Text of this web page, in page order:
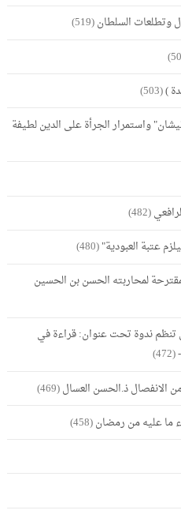
وتطلعات السلطان(519)
)
(503)
واستمرار الجرأة على الدين لطيفة
(482)
عتبة العبودية"(480)
لمحاربته الحسن بن الحسين
تنظم ندوة تحت عنوان: قراءة في
(472)
الانفصال ذ.الحسن العسال(469)
ما عليه من رمضان(458)